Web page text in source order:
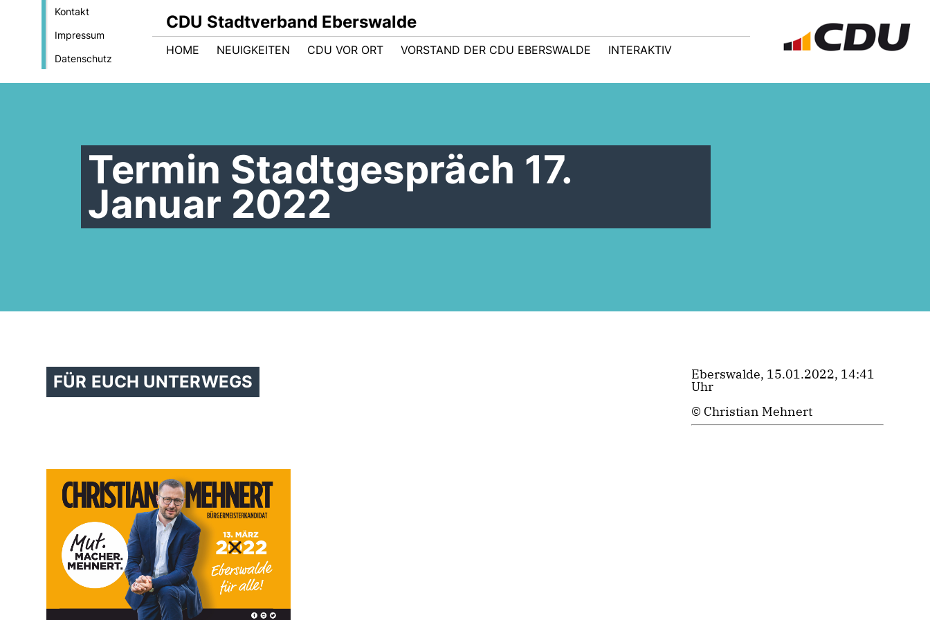
Kontakt
Impressum
Datenschutz
CDU Stadtverband Eberswalde
HOME NEUIGKEITEN CDU VOR ORT VORSTAND DER CDU EBERSWALDE INTERAKTIV
Termin Stadtgespräch 17.
Januar 2022
FÜR EUCH UNTERWEGS Eberswalde, 15.01.2022, 14:41
Uhr
© Christian Mehnert